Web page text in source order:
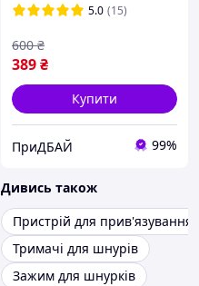
5.0 (15)
389₴
600 ₴
Купити
ПриДБАЙ 99%
Дивись також
Пристрій для прив'язування
Тримачі для шнурів
Зажим для шнурків